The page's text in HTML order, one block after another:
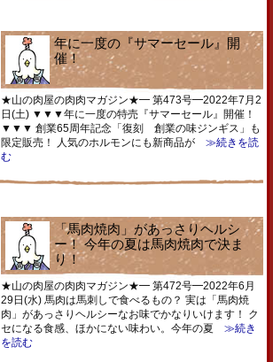
年に一度の『サマーセール』開
催！
★山の肉屋の肉肉マガジン★━ 第473号━2022年7月2
日(土) ▼▼▼年に一度の特売『サマーセール』開催！
▼▼▼ 創業65周年記念「復刻 創業の味ジンギス」も
限定販売！ 人気のホルモンにも新商品が ≫続きを読
む
「馬肉焼肉」があっさりヘルシ
ー！ 今年の夏は馬肉焼肉で決ま
り！
★山の肉屋の肉肉マガジン★━ 第472号━2022年6月
29日(水) 馬肉は馬刺しで食べるもの？ 実は「馬肉焼
肉」があっさりヘルシーなお味でかなりいけます！ ク
セになる食感、ほかにない味わい。今年の夏
≫続き
を読む